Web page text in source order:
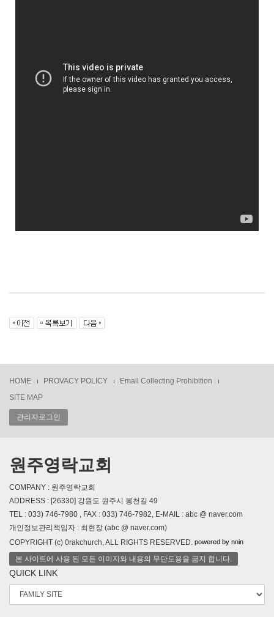
HOME PROVACY POLICY
Email Collecting Prohibition
SITE MAP
관리자로그인
원주영락교회
COMPANY : 원주영락교회
ADDRESS : [26330] 강원도 원주시 봉천길 49
TEL : 033) 746-7980 , FAX : 033) 746-7982, E-MAIL : abc @ naver.com
개인정보관리책임자 : 최현장 (abc @ naver.com)
COPYRIGHT (c) 0rakchurch, ALL RIGHTS RESERVED. powered by nnin
본 사이트에 사용 된 모든 이미지와 내용의 무단도용을 금지 합니다.
QUICK LINK